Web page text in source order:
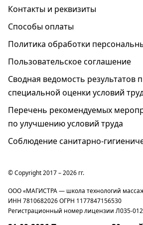
Контакты и реквизиты
Способы оплаты
Политика обработки
Пользовательское соглашение
Cводная ведомость результатов
специальной оценки условий
Перечень рекомендуемых
по улучшению условий труда
Соблюдение санитарно-
© Copyright 2017 – 2026 гг.
ООО «МАГИСТРА — школа технологий
ИНН 7810682026 ОГРН 1177847156530
Регистрационный номер лицензии Л035-